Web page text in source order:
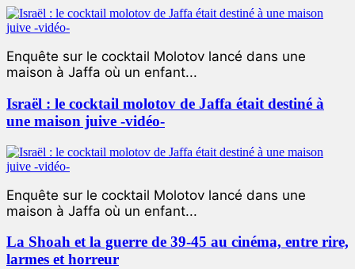
Enquête sur le cocktail Molotov lancé dans une
maison à Jaffa où un enfant...
Israël : le cocktail molotov de Jaffa était destiné à
une maison juive -vidéo-
Enquête sur le cocktail Molotov lancé dans une
maison à Jaffa où un enfant...
La Shoah et la guerre de 39-45 au cinéma, entre rire,
larmes et horreur